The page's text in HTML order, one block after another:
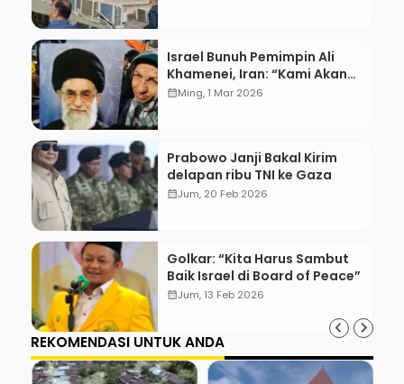
Israel Bunuh Pemimpin Ali
Khamenei, Iran: “Kami Akan
Balas!”
calendar_monthMing, 1 Mar 2026
Prabowo Janji Bakal Kirim
delapan ribu TNI ke Gaza
calendar_monthJum, 20 Feb 2026
Golkar: “Kita Harus Sambut
Baik Israel di Board of Peace”
calendar_monthJum, 13 Feb 2026
REKOMENDASI UNTUK ANDA